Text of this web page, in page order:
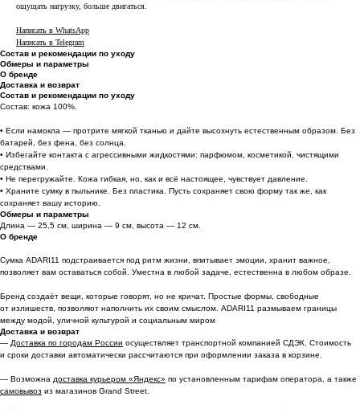
ощущать нагрузку, больше двигаться.
Написать в WhatsApp
Написать в Telegram
Состав и рекомендации по уходу
Обмеры и параметры
О бренде
Доставка и возврат
Состав и рекомендации по уходу
Состав: кожа 100%.
• Если намокла — протрите мягкой тканью и дайте высохнуть естественным образом. Без
батарей, без фена, без солнца.
• Избегайте контакта с агрессивными жидкостями: парфюмом, косметикой, чистящими
средствами.
• Не перегружайте. Кожа гибкая, но, как и всё настоящее, чувствует давление.
• Храните сумку в пыльнике. Без пластика. Пусть сохраняет свою форму так же, как
сохраняет вашу историю.
Обмеры и параметры
Длина — 25,5 см, ширина — 9 см, высота — 12 см.
О бренде
Сумка ADARI11 подстраивается под ритм жизни, впитывает эмоции, хранит важное,
позволяет вам оставаться собой. Уместна в любой задаче, естественна в любом образе.
Бренд создаёт вещи, которые говорят, но не кричат. Простые формы, свободные
от излишеств, позволяют наполнить их своим смыслом. ADARI11 размываем границы
между модой, уличной культурой и социальным миром
Доставка и возврат
— Доставка по городам России осуществляет транспортной компанией СДЭК. Стоимость
и сроки доставки автоматически рассчитаются при оформлении заказа в корзине.
— Возможна доставка курьером «Яндекс» по установленным тарифам оператора, а также
самовывоз из магазинов Grand Street.